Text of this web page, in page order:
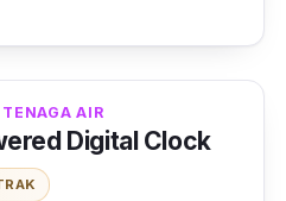
AIR
Digital Clock